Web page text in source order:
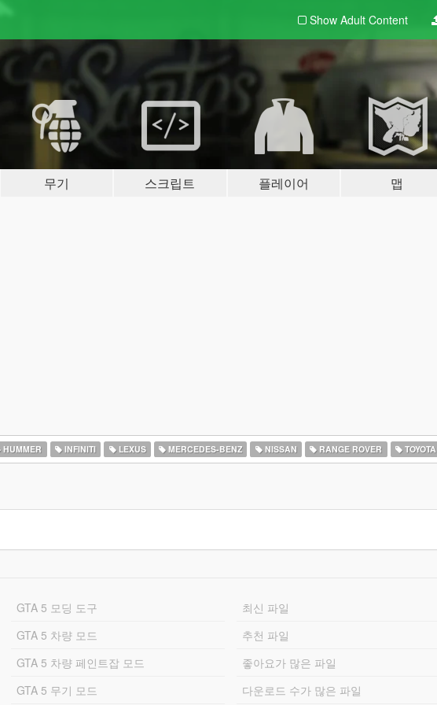
Show Adult Content
무기 스크립트 플레이어 맵
HUMMER INFINITI LEXUS MERCEDES-BENZ NISSAN RANGE ROVER TOYOTA
GTA 5 모딩 도구
GTA 5 차량 모드
GTA 5 차량 페인트잡 모드
GTA 5 무기 모드
최신 파일
추천 파일
좋아요가 많은 파일
다운로드 수가 많은 파일